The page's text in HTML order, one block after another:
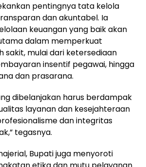
pentingnya tata kelola
dan akuntabel. Ia
keuangan yang baik akan
dalam memperkuat
sakit, mulai dari ketersediaan
insentif pegawai, hingga
dan prasarana.
dibelanjakan harus berdampak
layanan dan kesejahteraan
dan integritas
tegasnya.
Bupati juga menyoroti